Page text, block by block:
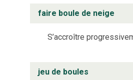
faire boule de neige
S’accroître
jeu de boules